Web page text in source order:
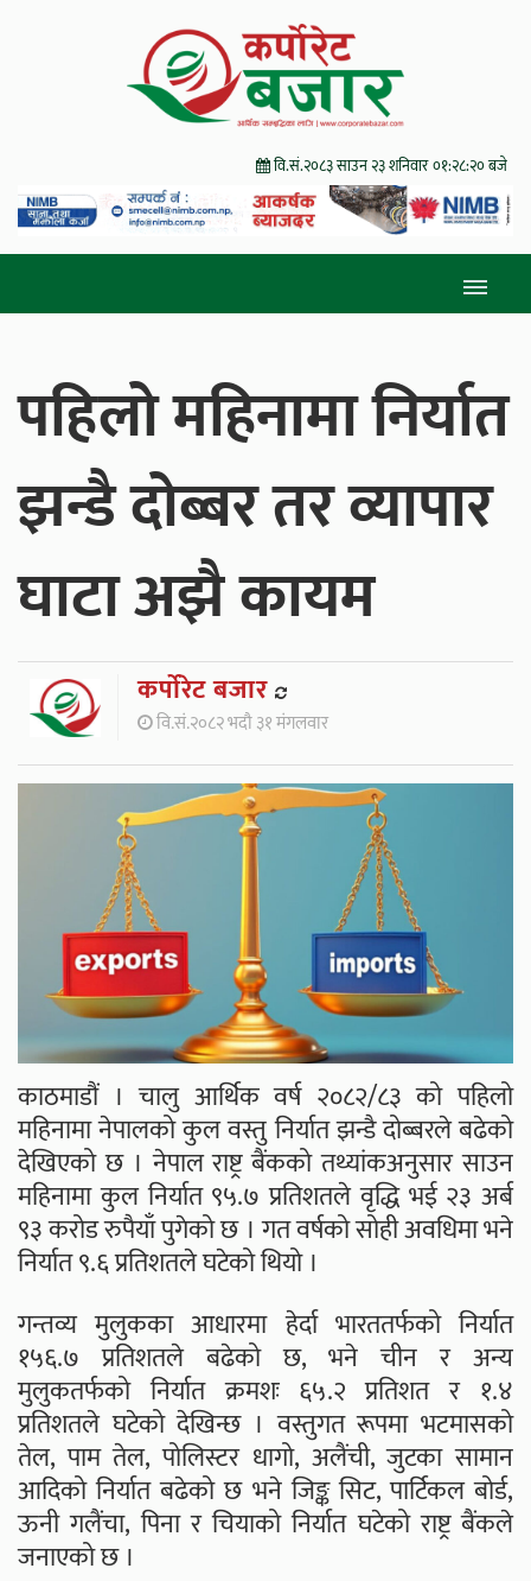
वि.सं.२०८३ साउन २३ शनिवार०१:२८:२२ बजे
पहिलो महिनामा निर्यात
झन्डै दोब्बर तर व्यापार
घाटा अझै कायम
कर्पाेरेट बजार
वि.सं.२०८२ भदौ ३१ मंगलवार
काठमाडौं । चालु आर्थिक वर्ष २०८२/८३ को पहिलो
महिनामा नेपालको कुल वस्तु निर्यात झन्डै दोब्बरले बढेको
देखिएको छ । नेपाल राष्ट्र बैंकको तथ्यांकअनुसार साउन
महिनामा कुल निर्यात ९५.७ प्रतिशतले वृद्धि भई २३ अर्ब
९३ करोड रुपैयाँ पुगेको छ । गत वर्षको सोही अवधिमा भने
निर्यात ९.६ प्रतिशतले घटेको थियो ।
गन्तव्य मुलुकका आधारमा हेर्दा भारततर्फको निर्यात
१५६.७ प्रतिशतले बढेको छ, भने चीन र अन्य
मुलुकतर्फको निर्यात क्रमशः ६५.२ प्रतिशत र १.४
प्रतिशतले घटेको देखिन्छ । वस्तुगत रूपमा भटमासको
तेल, पाम तेल, पोलिस्टर धागो, अलैंची, जुटका सामान
आदिको निर्यात बढेको छ भने जिङ्क सिट, पार्टिकल बोर्ड,
ऊनी गलैंचा, पिना र चियाको निर्यात घटेको राष्ट्र बैंकले
जनाएको छ ।